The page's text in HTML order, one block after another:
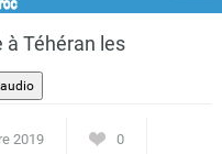
à Téhéran les
2019 0